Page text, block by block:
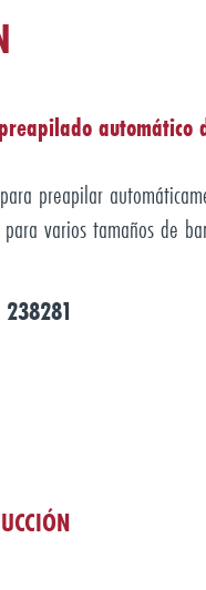
automático
preapilar
varios tamaños de